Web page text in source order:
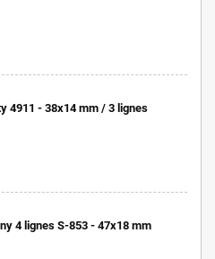
4911 - 38x14 mm / 3 lignes
4 lignes S-853 - 47x18 mm